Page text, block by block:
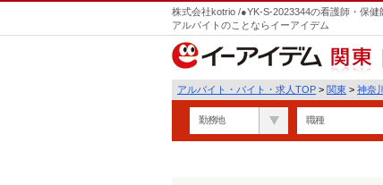
株式会社kotrio /●YK-S-2023344の看護師・保
アルバイトのことならイーアイデム
関東
アルバイト・バイト・求人TOP > 関東 > 神奈
勤務地 職種